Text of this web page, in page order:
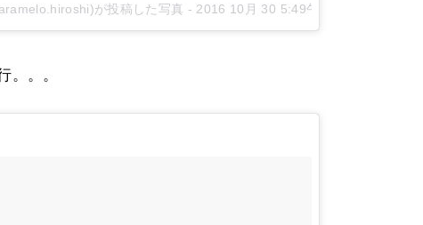
が投稿した写真 - 2016 10月 30 5:49午後 PDT
。。。